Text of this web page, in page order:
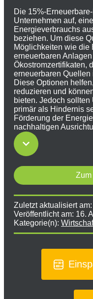
Die 15%-
Unternehmen auf,
Energieverbrauchs
beziehen. Um diese
Möglichkeiten wie die
erneuerbaren
Ökostromzertifikaten,
erneuerbaren
Diese Optionen
reduzieren und
bieten. Jedoch
primär als Hindernis
Förderung der
nachhaltigen
Zum
Zuletzt aktualisiert am:
Veröffentlicht am: 16.
Kategorie(n):